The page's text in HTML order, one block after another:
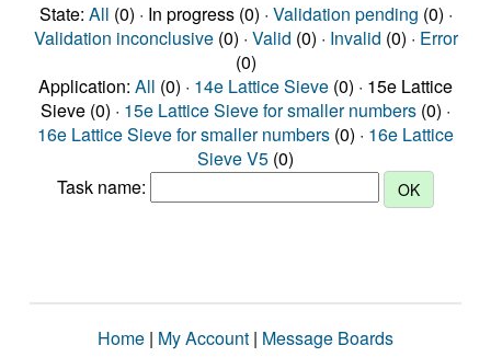
State: All (0) · In progress (0) · Validation pending (0) ·
Validation inconclusive(0) · Valid (0) · Invalid (0) · Error
(0)
Application: All (0) · 14e Lattice Sieve (0) · 15e Lattice
Sieve (0) · 15e Lattice Sieve for smaller numbers (0) ·
16e Lattice Sieve for smaller numbers (0) · 16e Lattice
Sieve V5 (0)
Task name:
Home | My Account | Message Boards